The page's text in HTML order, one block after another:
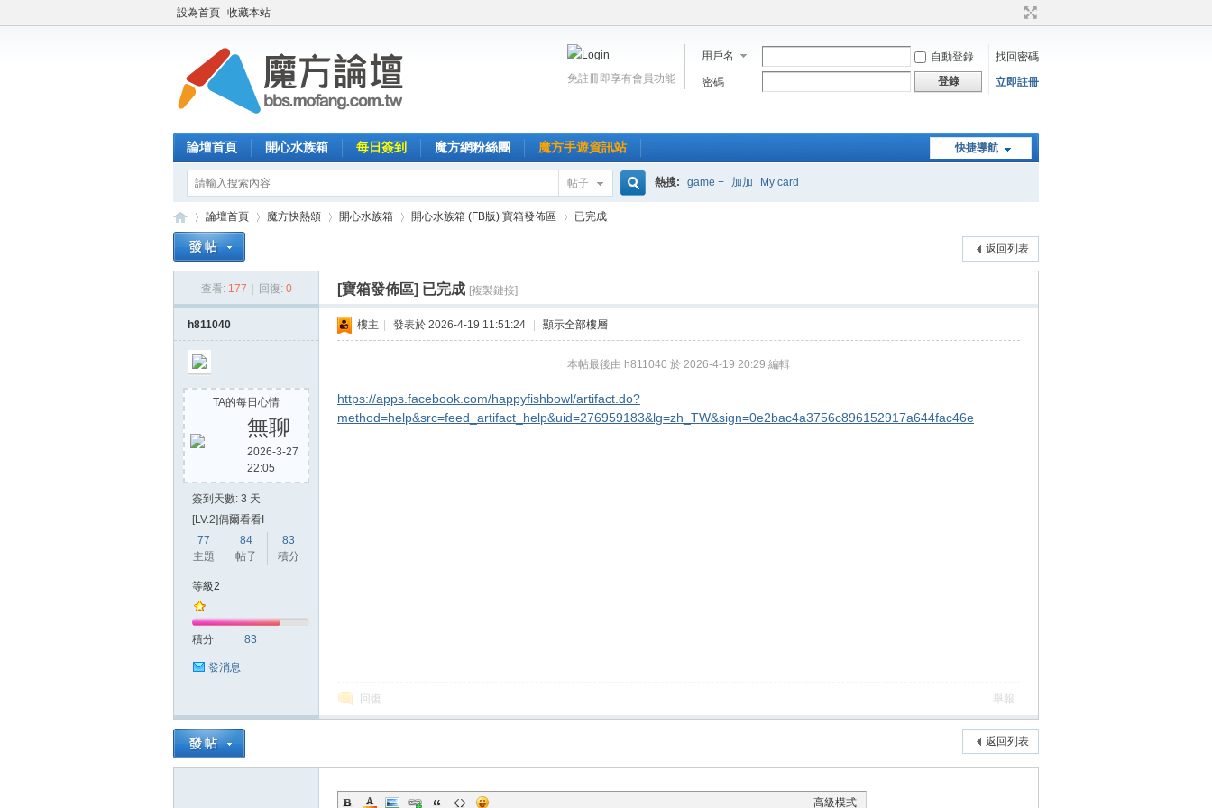
設為首頁 收藏本站
用戶名 自動登錄
找回密碼
密碼
登錄 立即註冊
免註冊即享有會員功能
快捷導航
論壇首頁 開心水族箱 每日簽到 魔方網粉絲團 魔方手遊資訊站
帖子 熱搜: game + 加加 My card
方
論壇首頁 魔方快熱頌 開心水族箱
›
開心水族箱 (FB版) 寶箱發佈區 已完成
返回列表
查看: 177 回復: 0 [寶箱發佈區] 已完成 [複製鏈接]
h811040
TA的每日心情
無聊
2026-3-27
22:05
簽到天數: 3 天
[LV.2]偶爾看看I
77
主題
84
帖子
83
積分
等級2
積分 83
發消息
樓主 發表於 2026-4-19 11:51:24 顯示全部樓層
本帖最後由 h811040 於 2026-4-19 20:29 編輯
https://apps.facebook.com/happyfishbowl/artifact.do?
method=help&src=feed_artifact_help&uid=276959183&lg=zh_TW&sign=0e2bac4a3756c896152917a644fac46e
回復 舉報
返回列表
高級模式